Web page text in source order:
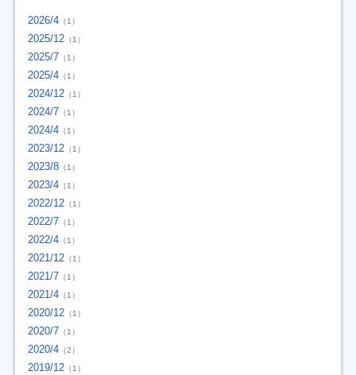
2026/4 （1）
2025/12 （1）
2025/7 （1）
2025/4 （1）
2024/12 （1）
2024/7 （1）
2024/4 （1）
2023/12 （1）
2023/8 （1）
2023/4 （1）
2022/12 （1）
2022/7 （1）
2022/4 （1）
2021/12 （1）
2021/7 （1）
2021/4 （1）
2020/12 （1）
2020/7 （1）
2020/4 （2）
2019/12 （1）